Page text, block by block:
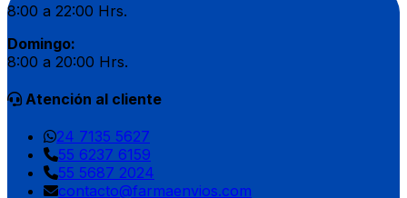
8:00 a 22:00 Hrs.
Domingo:
8:00 a 20:00 Hrs.
Atención al cliente
24 7135 5627
55 6237 6159
55 5687 2024
contacto@farmaenvios.com